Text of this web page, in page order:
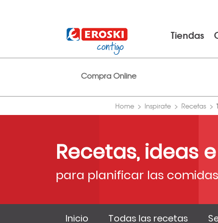
Tiendas
Compra Online
Home Inspirate Recetas
Recetas, ideas
para planificar las
Inicio Todas las recetas